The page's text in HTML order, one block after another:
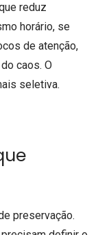
reduz
horário, se
de atenção,
caos. O
seletiva.
preservação.